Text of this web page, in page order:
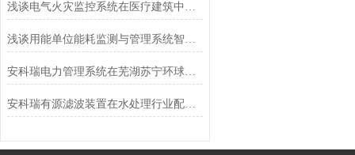
浅谈电气火灾监控系统在医疗建筑中的应用
浅谈用能单位能耗监测与管理系统智能物联网背景下的设计研究
安科瑞电力管理系统在芜湖苏宁环球酒店的研究及应用
安科瑞有源滤波装置在水处理行业配电系统中的应用